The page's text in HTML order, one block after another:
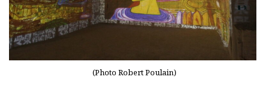
(Photo Robert Poulain)